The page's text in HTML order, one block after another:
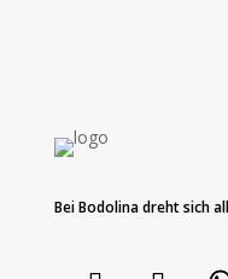
Bei Bodolina dreht sich